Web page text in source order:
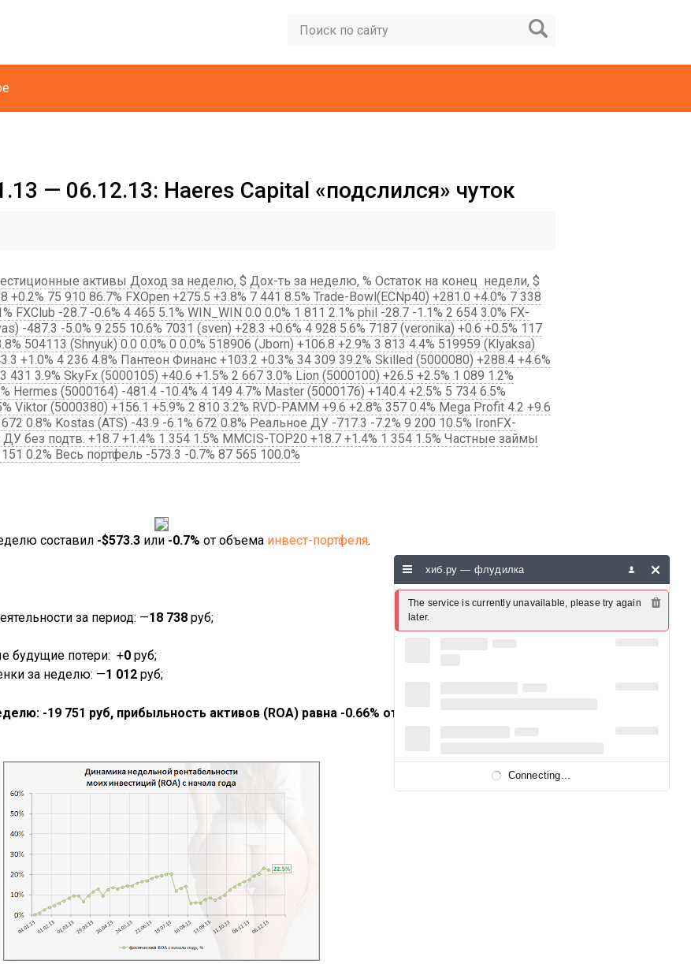
— 06.12.13: Haeres Capital «подслился» чуток
активы Доход за неделю, $ Дох-ть за неделю, % Остаток на конец недели, $
75 910 86.7% FXOpen +275.5 +3.8% 7 441 8.5% Trade-Bowl(ECNp40) +281.0 +4.0% 7 338
FXClub -28.7 -0.6% 4 465 5.1% WIN_WIN 0.0 0.0% 1 811 2.1% phil -28.7 -1.1% 2 654 3.0% FX-
-487.3 -5.0% 9 255 10.6% 7031 (sven) +28.3 +0.6% 4 928 5.6% 7187 (veronika) +0.6 +0.5% 117
504113 (Shnyuk) 0.0 0.0% 0 0.0% 518906 (Jborn) +106.8 +2.9% 3 813 4.4% 519959 (Klyaksa)
+1.0% 4 236 4.8% Пантеон Финанс +103.2 +0.3% 34 309 39.2% Skilled (5000080) +288.4 +4.6%
431 3.9% SkyFx (5000105) +40.6 +1.5% 2 667 3.0% Lion (5000100) +26.5 +2.5% 1 089 1.2%
Hermes (5000164) -481.4 -10.4% 4 149 4.7% Master (5000176) +140.4 +2.5% 5 734 6.5%
Viktor (5000380) +156.1 +5.9% 2 810 3.2% RVD-PAMM +9.6 +2.8% 357 0.4% Mega Profit 4.2 +9.6
0.8% Kostas (ATS) -43.9 -6.1% 672 0.8% Реальное ДУ -717.3 -7.2% 9 200 10.5% IronFX-
без подтв. +18.7 +1.4% 1 354 1.5% MMCIS-TOP20 +18.7 +1.4% 1 354 1.5% Частные займы
0.2% Весь портфель -573.3 -0.7% 87 565 100.0%
составил -$573.3 или -0.7% от объема инвест-портфеля.
за период: —18 738 руб;
будущие потери: +0 руб;
за неделю: —1 012 руб;
-19 751 руб, прибыльность активов (ROA) равна -0.66% от объема работающих
хиб.ру — флудилка
The service is currently unavailable, please try again
later.
Connecting...